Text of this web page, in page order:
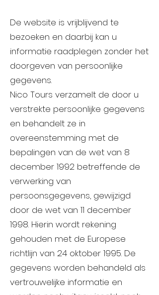
De website is vrijblijvend te
bezoeken en daarbij kan u
informatie raadplegen zonder het
doorgeven van persoonlijke
gegevens.
Nico Tours verzamelt de door u
verstrekte persoonlijke gegevens
en behandelt ze in
overeenstemming met de
bepalingen van de wet van 8
december 1992 betreffende de
verwerking van
persoonsgegevens, gewijzigd
door de wet van 11 december
1998. Hierin wordt rekening
gehouden met de Europese
richtlijn van 24 oktober 1995. De
gegevens worden behandeld als
vertrouwelijke informatie en